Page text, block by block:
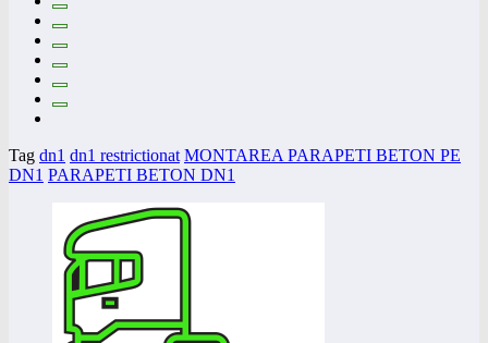
Tag dn1 dn1 restrictionat MONTAREA PARAPETI BETON PE
DN1 PARAPETI BETON DN1